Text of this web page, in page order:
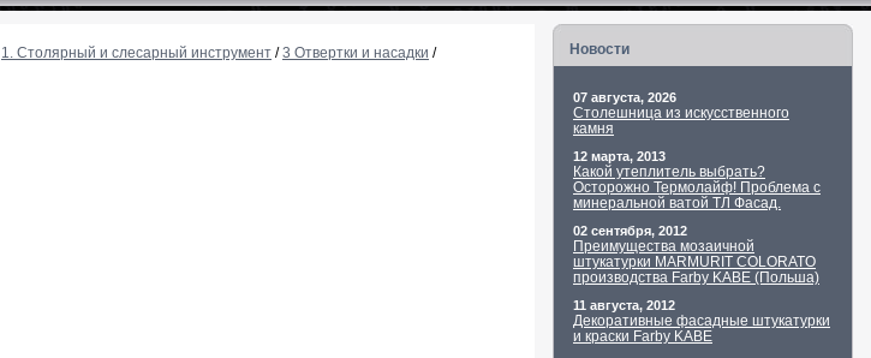
1. Столярный и слесарный инструмент /3 Отвертки и насадки / Новости
07 августа, 2026
Столешница из искусственного
камня
12 марта, 2013
Какой утеплитель выбрать?
Осторожно Термолайф! Проблема с
минеральной ватой ТЛ Фасад.
02 сентября, 2012
Преимущества мозаичной
штукатурки MARMURIT COLORATO
производства Farby KABE (Польша)
11 августа, 2012
Декоративные фасадные штукатурки
и краски Farby KABE